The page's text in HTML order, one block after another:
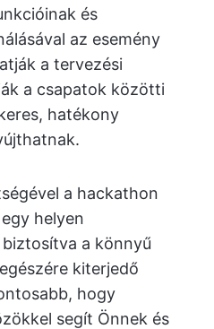
és
az esemény
a tervezési
a csapatok közötti
hatékony
a hackathon
helyen
a könnyű
kiterjedő
hogy
segít Önnek és